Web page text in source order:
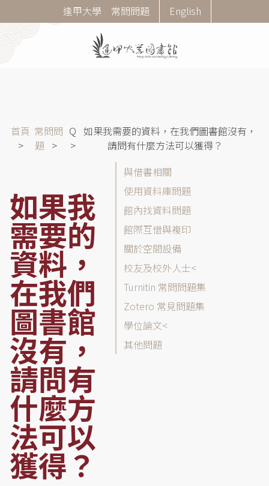
至
Corner
Menu
逢甲大學 常問問題 English
導
航
首頁 常問問
題
Q 如果我需要的資料，在我們圖書館沒有，
請問有什麼方法可以獲得？
如果我
需要的
資料，
在我們
圖書館
沒有，
請問有
什麼方
法可以
獲得？
題
(FAQ)
分
類
列
表
與借書相關
使用資料庫問題
館內找資料問題
館際互借與複印
關於空間設備
校友及校外人士
Turnitin 常問問題集
Zotero 常見問題集
學位論文
其他問題